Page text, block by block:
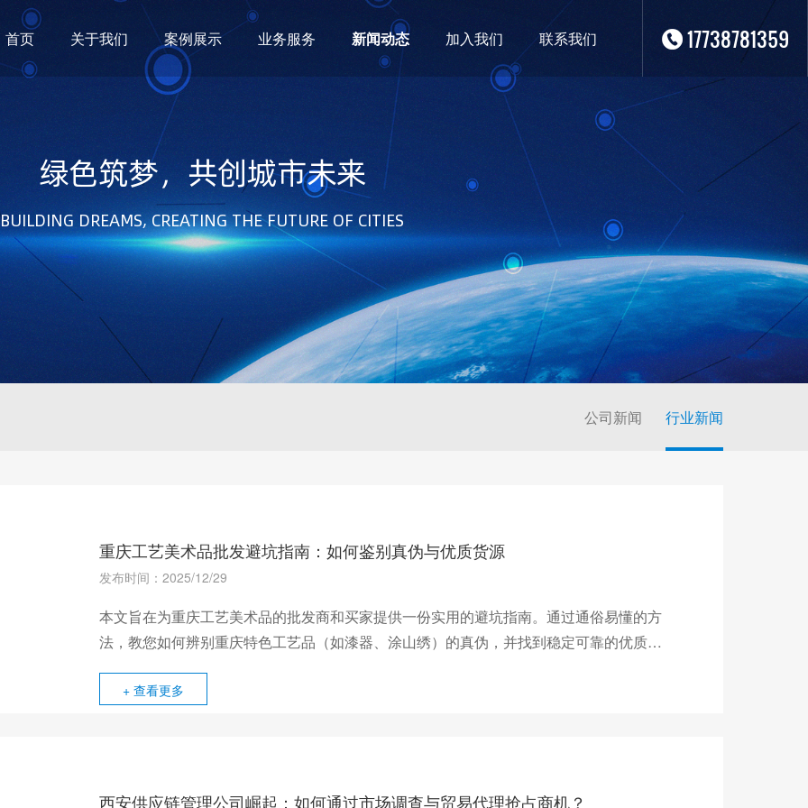
首页 关于我们 案例展示 业务服务 新闻动态 加入我们 联系我们 17738781359
绿色筑梦，共创城市未来
BUILDING DREAMS, CREATING THE FUTURE OF CITIES
公司新闻 行业新闻
重庆工艺美术品批发避坑指南：如何鉴别真伪与优质货源
发布时间：2025/12/29
本文旨在为重庆工艺美术品的批发商和买家提供一份实用的避坑指南。通过通俗易懂的方
法，教您如何辨别重庆特色工艺品（如漆器、涂山绣）的真伪，并找到稳定可靠的优质货
+ 查看更多
西安供应链管理公司崛起：如何通过市场调查与贸易代理抢占商机？